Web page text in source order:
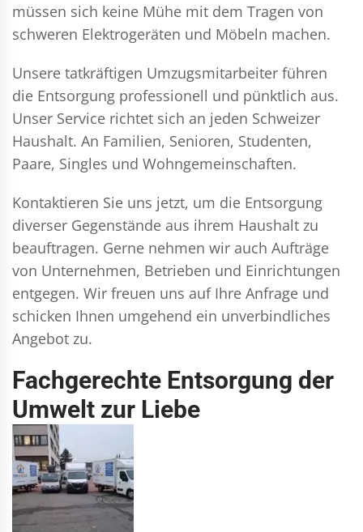
müssen sich keine Mühe mit dem Tragen von
schweren Elektrogeräten und Möbeln machen.
Unsere tatkräftigen Umzugsmitarbeiter führen
die Entsorgung professionell und pünktlich aus.
Unser Service richtet sich an jeden Schweizer
Haushalt. An Familien, Senioren, Studenten,
Paare, Singles und Wohngemeinschaften.
Kontaktieren Sie uns jetzt, um die Entsorgung
diverser Gegenstände aus ihrem Haushalt zu
beauftragen. Gerne nehmen wir auch Aufträge
von Unternehmen, Betrieben und Einrichtungen
entgegen. Wir freuen uns auf Ihre Anfrage und
schicken Ihnen umgehend ein unverbindliches
Angebot zu.
Fachgerechte Entsorgung der
Umwelt zur Liebe